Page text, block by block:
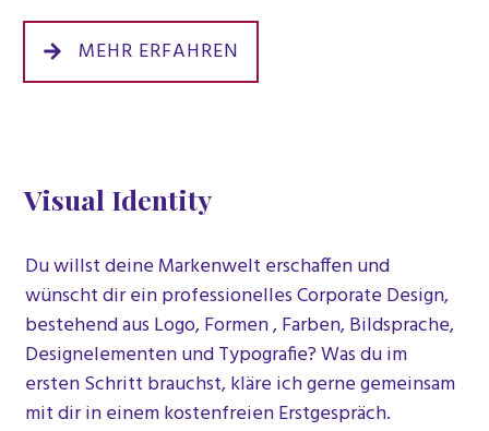
MEHR ERFAHREN
Visual Identity
Du willst deine Markenwelt erschaffen und
wünscht dir ein professionelles Corporate Design,
bestehend aus Logo, Formen , Farben, Bildsprache,
Designelementen und Typografie? Was du im
ersten Schritt brauchst, kläre ich gerne gemeinsam
mit dir in einem kostenfreien Erstgespräch.